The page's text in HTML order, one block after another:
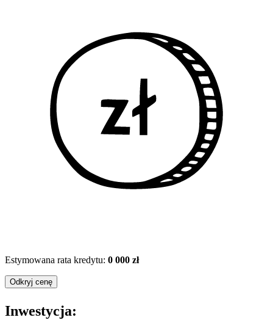
Estymowana rata kredytu: 0 000 zł
Odkryj cenę
Inwestycja: